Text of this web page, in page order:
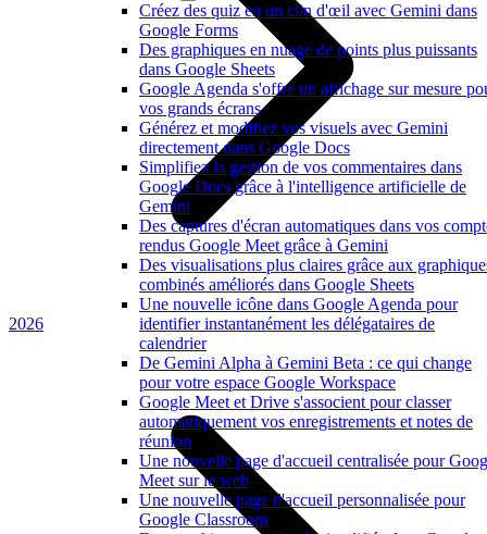
Créez des quiz en un clin d'œil avec Gemini dans
Google Forms
Des graphiques en nuage de points plus puissants
dans Google Sheets
Google Agenda s'offre un affichage sur mesure
vos grands écrans
Générez et modifiez vos visuels avec Gemini
directement dans Google Docs
Simplifiez la gestion de vos commentaires dans
Google Docs grâce à l'intelligence artificielle de
Gemini
Des captures d'écran automatiques dans vos
rendus Google Meet grâce à Gemini
Des visualisations plus claires grâce aux
combinés améliorés dans Google Sheets
Une nouvelle icône dans Google Agenda pour
identifier instantanément les délégataires de
calendrier
De Gemini Alpha à Gemini Beta : ce qui change
pour votre espace Google Workspace
Google Meet et Drive s'associent pour classer
automatiquement vos enregistrements et notes de
réunion
Une nouvelle page d'accueil centralisée pour
Meet sur le web
Une nouvelle page d'accueil personnalisée pour
Google Classroom
2026